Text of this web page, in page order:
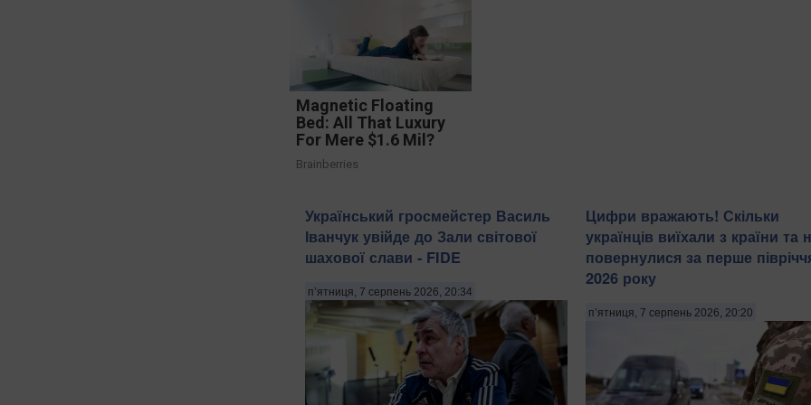
Magnetic Floating
Bed: All That Luxury
For Mere $1.6 Mil?
Brainberries
Український гросмейстер Василь
Іванчук увійде до Зали світової
шахової слави - FIDE
п’ятниця, 7 серпень 2026, 20:34
Цифри вражають! Скільки
українців виїхали з країни та
повернулися за перше
2026 року
п’ятниця, 7 серпень 2026, 20:20